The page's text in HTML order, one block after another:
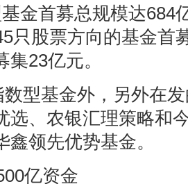
金首募总规模达684
只股票方向的基金首
23亿元。
基金外，另外在发
选、农银汇理策略和
鑫领先优势基金。
亿资金